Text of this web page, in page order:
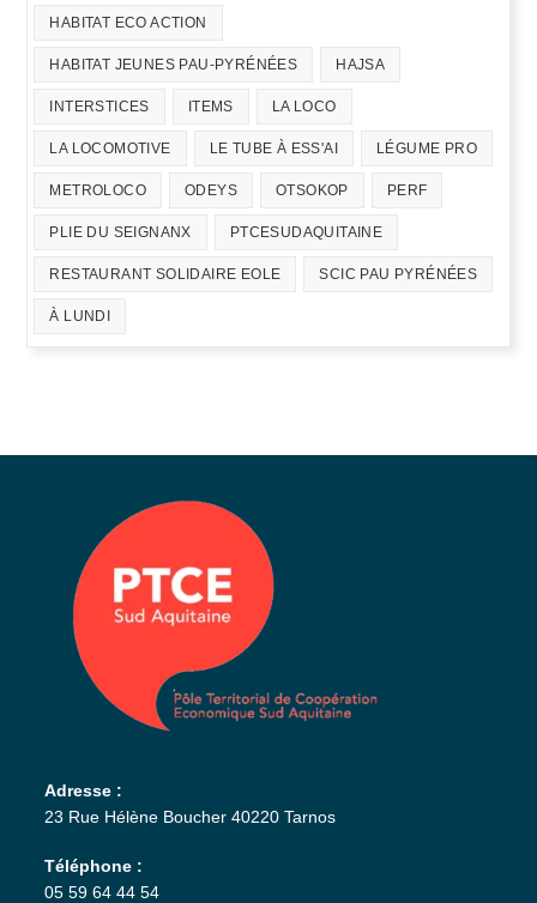
HABITAT ECO ACTION
HABITAT JEUNES PAU-PYRÉNÉES HAJSA
INTERSTICES ITEMS LA LOCO
LA LOCOMOTIVE LE TUBE À ESS'AI LÉGUME PRO
METROLOCO ODEYS OTSOKOP PERF
PLIE DU SEIGNANX PTCESUDAQUITAINE
RESTAURANT SOLIDAIRE EOLE SCIC PAU PYRÉNÉES
À LUNDI
Adresse :
23 Rue Hélène Boucher 40220 Tarnos
Téléphone :
05 59 64 44 54